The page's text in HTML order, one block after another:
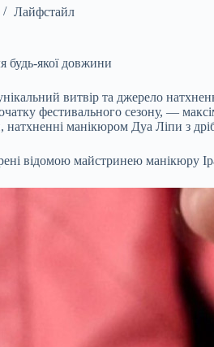
Лайфстайл
будь-якої довжини
витвір та джерело
фестивального сезону, —
натхненні манікюром Дуа Ліпи з
відомою майстринею манікюру